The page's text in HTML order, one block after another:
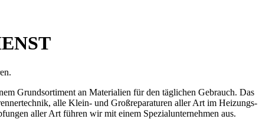
Grundsortiment an Materialien für den täglichen Gebrauch. Das
alle Klein- und Großreparaturen aller Art im Heizungs-
aller Art führen wir mit einem Spezialunternehmen aus.